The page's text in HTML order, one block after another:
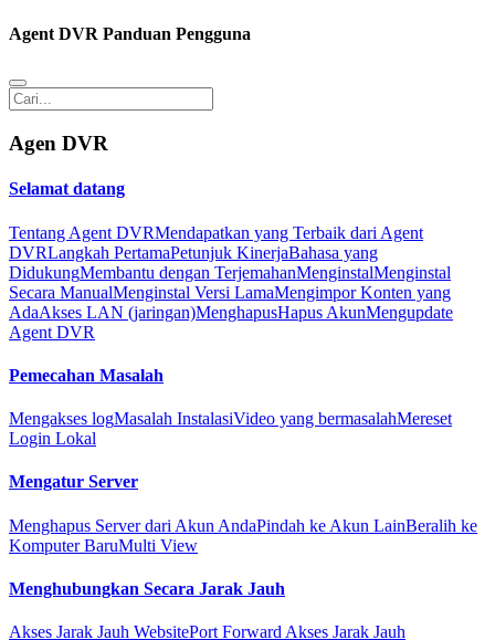
Agent DVR Panduan Pengguna
Agen DVR
Selamat datang
Tentang Agent DVRMendapatkan yang Terbaik dari Agent
DVRLangkah PertamaPetunjuk KinerjaBahasa yang
DidukungMembantu dengan TerjemahanMenginstalMenginstal
Secara ManualMenginstal Versi LamaMengimpor Konten yang
AdaAkses LAN (jaringan)MenghapusHapus AkunMengupdate
Agent DVR
Pemecahan Masalah
Mengakses logMasalah InstalasiVideo yang bermasalahMereset
Login Lokal
Mengatur Server
Menghapus Server dari Akun AndaPindah ke Akun LainBeralih ke
Komputer BaruMulti View
Menghubungkan Secara Jarak Jauh
Akses Jarak Jauh WebsitePort Forward Akses Jarak Jauh